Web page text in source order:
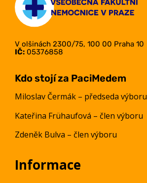
V olšinách 2300/75, 100 00 Praha 10
IČ: 05376858
Kdo stojí za PaciMedem
Miloslav Čermák – předseda výboru
Kateřina Frühaufová – člen výboru
Zdeněk Bulva – člen výboru
Informace